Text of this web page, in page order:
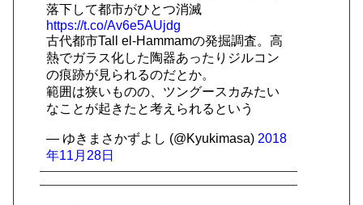
落下して都市がひとつ消滅
https://t.co/Av6e5AUjdg
古代都市Tall el-Hammamの発掘調査。高
熱でガラス化した陶器あったりジルコン
の痕跡が見られるのだとか。
範囲は狭いものの、ツングースカみたい
なことが起きたと考えられるという
— ゆきまさかずよし (@Kyukimasa) 2018
年11月28日